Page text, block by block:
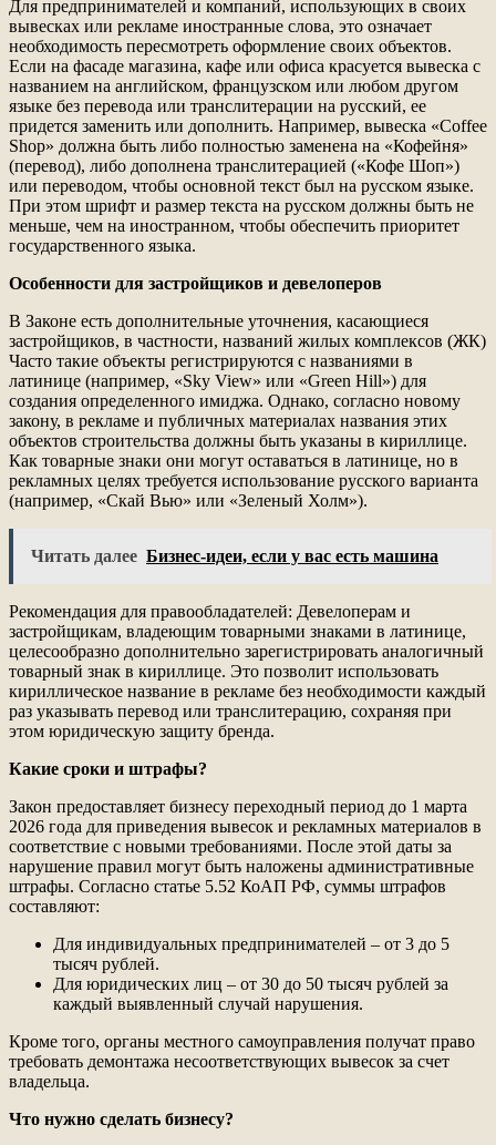
Для предпринимателей и компаний, использующих в своих
вывесках или рекламе иностранные слова, это означает
необходимость пересмотреть оформление своих объектов.
Если на фасаде магазина, кафе или офиса красуется вывеска с
названием на английском, французском или любом другом
языке без перевода или транслитерации на русский, ее
придется заменить или дополнить. Например, вывеска «Coffee
Shop» должна быть либо полностью заменена на «Кофейня»
(перевод), либо дополнена транслитерацией («Кофе Шоп»)
или переводом, чтобы основной текст был на русском языке.
При этом шрифт и размер текста на русском должны быть не
меньше, чем на иностранном, чтобы обеспечить приоритет
государственного языка.
Особенности для застройщиков и девелоперов
В Законе есть дополнительные уточнения, касающиеся
застройщиков, в частности, названий жилых комплексов (ЖК)
Часто такие объекты регистрируются с названиями в
латинице (например, «Sky View» или «Green Hill») для
создания определенного имиджа. Однако, согласно новому
закону, в рекламе и публичных материалах названия этих
объектов строительства должны быть указаны в кириллице.
Как товарные знаки они могут оставаться в латинице, но в
рекламных целях требуется использование русского варианта
(например, «Скай Вью» или «Зеленый Холм»).
Читать далее Бизнес-идеи, если у вас есть машина
Рекомендация для правообладателей: Девелоперам и
застройщикам, владеющим товарными знаками в латинице,
целесообразно дополнительно зарегистрировать аналогичный
товарный знак в кириллице. Это позволит использовать
кириллическое название в рекламе без необходимости каждый
раз указывать перевод или транслитерацию, сохраняя при
этом юридическую защиту бренда.
Какие сроки и штрафы?
Закон предоставляет бизнесу переходный период до 1 марта
2026 года для приведения вывесок и рекламных материалов в
соответствие с новыми требованиями. После этой даты за
нарушение правил могут быть наложены административные
штрафы. Согласно статье 5.52 КоАП РФ, суммы штрафов
составляют:
Для индивидуальных предпринимателей – от 3 до 5
тысяч рублей.
Для юридических лиц – от 30 до 50 тысяч рублей за
каждый выявленный случай нарушения.
Кроме того, органы местного самоуправления получат право
требовать демонтажа несоответствующих вывесок за счет
владельца.
Что нужно сделать бизнесу?